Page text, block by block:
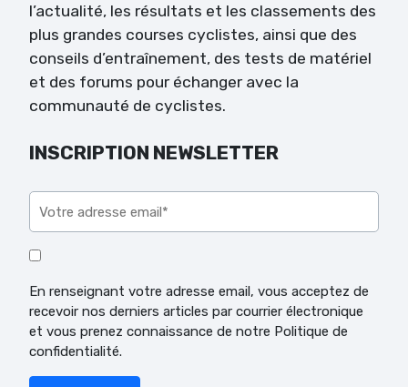
l’actualité, les résultats et les classements des
plus grandes courses cyclistes, ainsi que des
conseils d’entraînement, des tests de matériel
et des forums pour échanger avec la
communauté de cyclistes.
INSCRIPTION NEWSLETTER
En renseignant votre adresse email, vous acceptez de
recevoir nos derniers articles par courrier électronique
et vous prenez connaissance de notre Politique de
confidentialité.